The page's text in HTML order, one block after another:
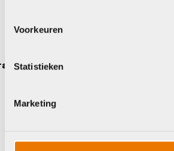
Voorkeuren
Statistieken
Marketing
Bekijk alle accessoires